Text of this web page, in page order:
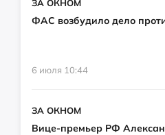
ЗА ОКНОМ
ФАС возбудило дело
6 июля 10:44
ЗА ОКНОМ
Вице-премьер РФ